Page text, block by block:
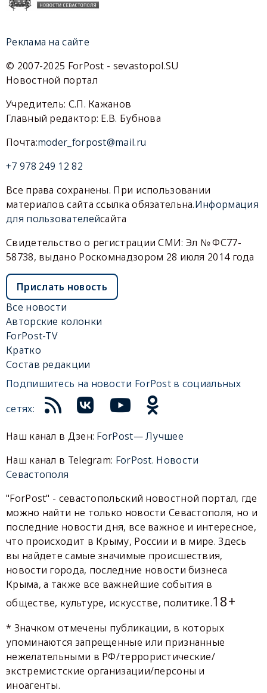
Реклама на сайте
© 2007-2025 ForPost - sevastopol.SU
Новостной портал
Учредитель: С.П. Кажанов
Главный редактор: Е.В. Бубнова
Почта:moder_forpost@mail.ru
+7 978 249 12 82
Все права сохранены. При использовании
материалов сайта ссылка обязательна.Информация
для пользователейсайта
Свидетельство о регистрации СМИ: Эл № ФС77-
58738, выдано Роскомнадзором 28 июля 2014 года
Прислать новость
Все новости
Авторские колонки
ForPost-TV
Кратко
Состав редакции
Подпишитесь на новости ForPost в социальных
сетях:
Наш канал в Дзен: ForPost— Лучшее
Наш канал в Telegram: ForPost. Новости
Севастополя
"ForPost" - севастопольский новостной портал, где
можно найти не только новости Севастополя, но и
последние новости дня, все важное и интересное,
что происходит в Крыму, России и в мире. Здесь
вы найдете самые значимые происшествия,
новости города, последние новости бизнеса
Крыма, а также все важнейшие события в
обществе, культуре, искусстве, политике.18+
* Значком отмечены публикации, в которых
упоминаются запрещенные или признанные
нежелательными в РФ/террористические/
экстремистские организации/персоны и
иноагенты.